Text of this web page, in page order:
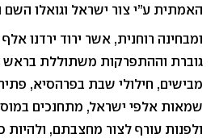
האמתית ע”י צור ישראל וגואלו השם
ומבחינה רוחנית, אשר ירוד ירדנו
גוברת וההתפרקות משתוללת בראש
מבישים, חילולי שבת בפרהסיא,
שמאות אלפי ישראל, מתחנכים
ולפנות עורף לצור מחצבתם, ולהיות